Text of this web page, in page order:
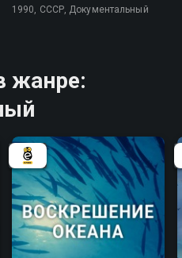
1990, СССР, Документальный
жанре: